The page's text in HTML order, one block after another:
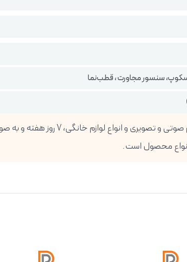
سنسور مجاورت ، قطب‌نما
محصول است.